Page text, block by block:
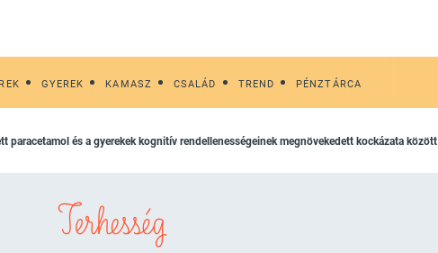
GYEREK KAMASZ CSALÁD TREND PÉNZTÁRCA
paracetamol és a gyerekek kognitív rendellenességeinek megnövekedett kockázata között
Terhesség